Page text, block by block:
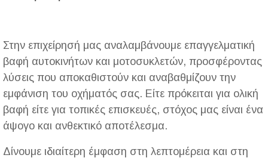
Στην επιχείρησή μας αναλαμβάνουμε επαγγελματική
βαφή αυτοκινήτων και μοτοσυκλετών, προσφέροντας
λύσεις που αποκαθιστούν και αναβαθμίζουν την
εμφάνιση του οχήματός σας. Είτε πρόκειται για ολική
βαφή είτε για τοπικές επισκευές, στόχος μας είναι ένα
άψογο και ανθεκτικό αποτέλεσμα.
Δίνουμε ιδιαίτερη έμφαση στη λεπτομέρεια και στη